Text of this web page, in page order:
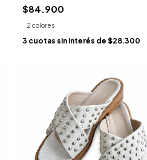
$84.900
2 colores
3 cuotas sin interés de $28.300